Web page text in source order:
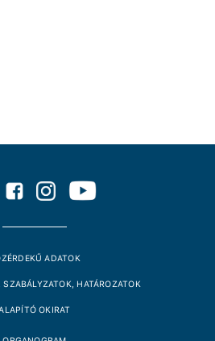
ADATOK
HATÁROZATOK
OKIRAT